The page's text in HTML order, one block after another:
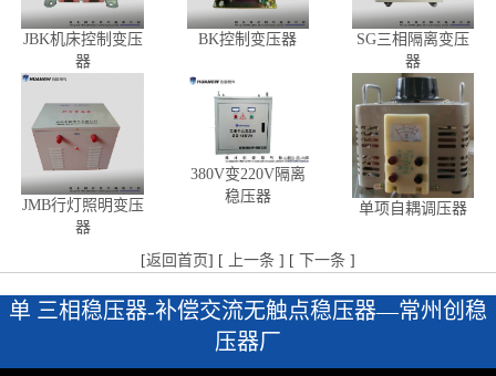
JBK机床控制变压
器
BK控制变压器
SG三相隔离变压
器
JMB行灯照明变压
器
380V变220V隔离
稳压器
单项自耦调压器
[返回首页] [ 上一条 ] [ 下一条 ]
单 三相稳压器-补偿交流无触点稳压器—常州创稳
压器厂